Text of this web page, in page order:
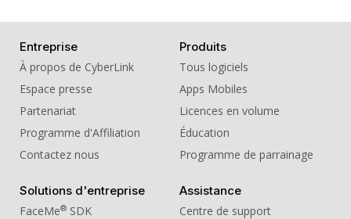
Entreprise
À propos de CyberLink
Espace presse
Partenariat
Programme d'Affiliation
Contactez nous
Produits
Tous logiciels
Apps Mobiles
Licences en volume
Éducation
Programme de parrainage
Solutions d'entreprise
FaceMe® SDK
Assistance
Centre de support